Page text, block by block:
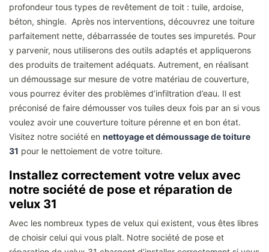
profondeur tous types de revêtement de toit : tuile, ardoise,
béton, shingle. Après nos interventions, découvrez une toiture
parfaitement nette, débarrassée de toutes ses impuretés. Pour
y parvenir, nous utiliserons des outils adaptés et appliquerons
des produits de traitement adéquats. Autrement, en réalisant
un démoussage sur mesure de votre matériau de couverture,
vous pourrez éviter des problèmes d’infiltration d’eau. Il est
préconisé de faire démousser vos tuiles deux fois par an si vous
voulez avoir une couverture toiture pérenne et en bon état.
Visitez notre société en nettoyage et démoussage de toiture
31 pour le nettoiement de votre toiture.
Installez correctement votre velux avec
notre société de pose et réparation de
velux 31
Avec les nombreux types de velux qui existent, vous êtes libres
de choisir celui qui vous plaît. Notre société de pose et